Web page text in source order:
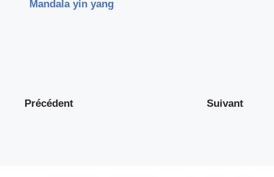
Mandala yin yang
Précédent Suivant